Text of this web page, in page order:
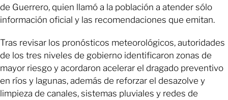
de Guerrero, quien llamó a la población a atender sólo
información oficial y las recomendaciones que emitan.
Tras revisar los pronósticos meteorológicos, autoridades
de los tres niveles de gobierno identificaron zonas de
mayor riesgo y acordaron acelerar el dragado preventivo
en ríos y lagunas, además de reforzar el desazolve y
limpieza de canales, sistemas pluviales y redes de